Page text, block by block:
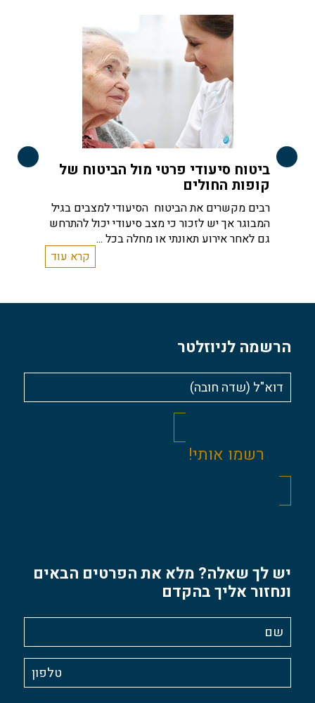
ביטוח סיעודי פרטי מול הביטוח של
קופות החולים
רבים מקשרים את הביטוח הסיעודי למצבים בגיל
המבוגר אך יש לזכור כי מצב סיעודי יכול להתרחש
גם לאחר אירוע תאונתי או מחלה בכל ...
קרא עוד
יש לך שאלה? מלא את הפרטים הבאים
ונחזור אליך בהקדם
הרשמה לניוזלטר